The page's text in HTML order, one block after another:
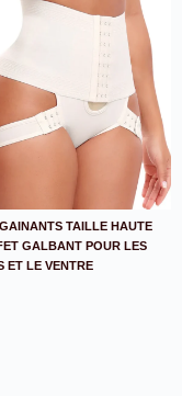
TAILLE HAUTE
GALBANT POUR LES
ET LE VENTRE